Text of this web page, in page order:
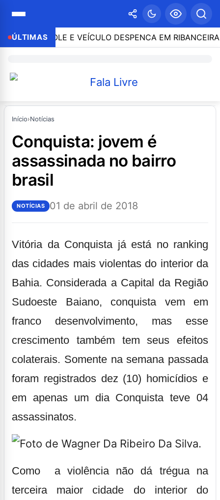
ÚLTIMAS E VEÍCULO DESPENCA EM RIBANCEIRA
Início›Notícias
conquista: jovem é
assassinada no bairro
brasil
NOTÍCIAS 01 de abril de 2018
Vitória da Conquista já está no ranking
das cidades mais violentas do interior da
Bahia. Considerada a Capital da Região
Sudoeste Baiano, conquista vem em
franco desenvolvimento, mas esse
crescimento também tem seus efeitos
colaterais. Somente na semana passada
foram registrados dez (10) homicídios e
em apenas um dia Conquista teve 04
assassinatos.
Como a violência não dá trégua na
terceira maior cidade do interior do